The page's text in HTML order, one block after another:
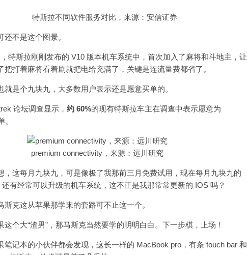
特斯拉不同软件服务对比，来源：安信证券
不是这个图景。
斯拉刚刚发布的 V10 版本机车系统中，首次加入了麻将和斗地主，让
把打着麻将看着剧就把电给充满了，关键是连流量费都省了。
是个九块九，大多数用户表示还是愿意买单的。
论坛调查显示，约 60%的现有特斯拉车主在调查中表示愿意为
。
premium connectivity，来源：远川研究
这每月九块九，可是像极了我那前三月免费试用，现在每月九块九的
有经常可以升级的机车系统，这不正是我那常常更新的 IOS 吗？
克这从苹果那学来的套路可不止这一个。
大“渣男”，那马斯克当然要学的明明白白。下一步棋，上场！
记本的小伙伴都会发现，这长一样的 MacBook pro，有条 touch bar 和